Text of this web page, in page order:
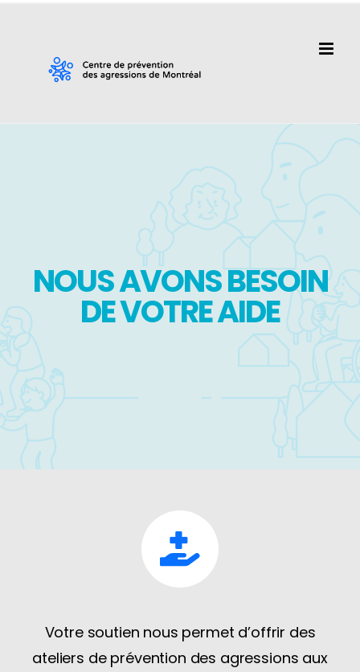
NOUS AVONS BESOIN
DE VOTRE AIDE
Votre soutien nous permet d’offrir des
ateliers de prévention des agressions aux